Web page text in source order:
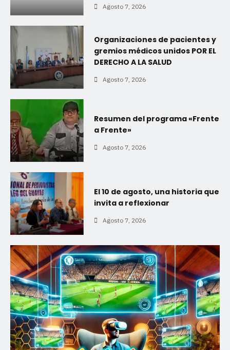
Agosto 7, 2026
Organizaciones de pacientes y
gremios médicos unidos POR EL
DERECHO A LA SALUD
Agosto 7, 2026
Resumen del programa «Frente
a Frente»
Agosto 7, 2026
El 10 de agosto, una historia que
invita a reflexionar
Agosto 7, 2026